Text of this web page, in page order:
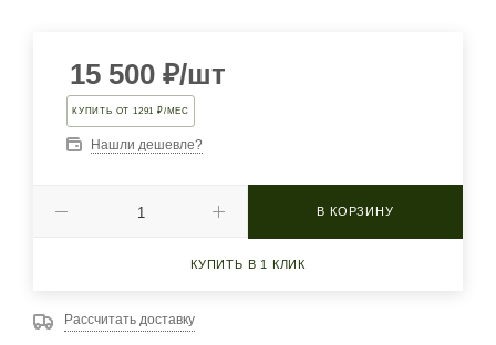
15 500 ₽/шт
КУПИТЬ ОТ 1291 ₽/МЕС
Нашли дешевле?
В КОРЗИНУ
КУПИТЬ В 1 КЛИК
Рассчитать доставку